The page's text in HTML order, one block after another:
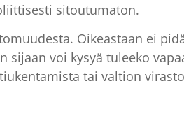
sitoutumaton.
Oikeastaan ei
sijaan voi kysyä tuleeko
tai valtion